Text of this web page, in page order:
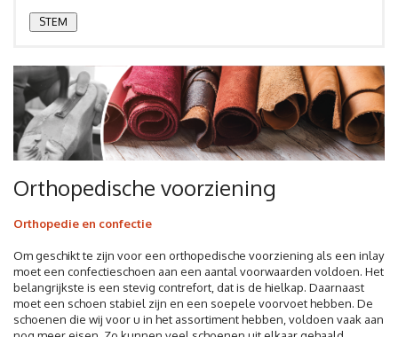
Orthopedische voorziening
Orthopedie en confectie
Om geschikt te zijn voor een orthopedische voorziening als een inlay
moet een confectieschoen aan een aantal voorwaarden voldoen. Het
belangrijkste is een stevig contrefort, dat is de hielkap. Daarnaast
moet een schoen stabiel zijn en een soepele voorvoet hebben. De
schoenen die wij voor u in het assortiment hebben, voldoen vaak aan